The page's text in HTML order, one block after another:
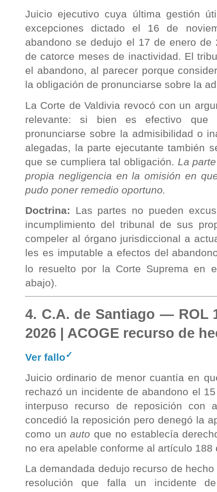
Juicio ejecutivo cuya última gestión
excepciones dictado el 16 de
abandono se dedujo el 17 de enero de
de catorce meses de inactividad. El
el abandono, al parecer porque
la obligación de pronunciarse sobre la
La Corte de Valdivia revocó con un
relevante: si bien es efectivo que
pronunciarse sobre la admisibilidad o
alegadas, la parte ejecutante también
que se cumpliera tal obligación. La
propia negligencia en la omisión en
pudo poner remedio oportuno.
Doctrina: Las partes no pueden
incumplimiento del tribunal de sus
compeler al órgano jurisdiccional a
les es imputable a efectos del
lo resuelto por la Corte Suprema en
abajo).
4. C.A. de Santiago — ROL
2026 | ACOGE recurso de
Ver fallo✓
Juicio ordinario de menor cuantía en
rechazó un incidente de abandono el
interpuso recurso de reposición con
concedió la reposición pero denegó la
como unauto que no establecía
no era apelable conforme al artículo 188
La demandada dedujo recurso de
resolución que falla un incidente